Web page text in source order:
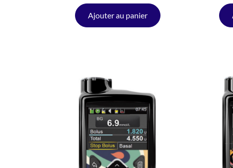
Ajouter au panier